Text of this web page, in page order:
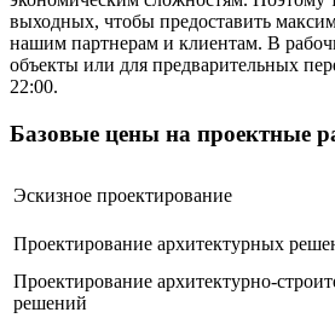
выходных, чтобы предоставить
нашим партнерам и клиентам. В
объекты или для предварительных
22:00.
Базовые цены на проектные
Эскизное проектирование
Проектирование архитектурных
Проектирование архитектурно-
решений